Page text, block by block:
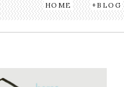
HOME BLOG